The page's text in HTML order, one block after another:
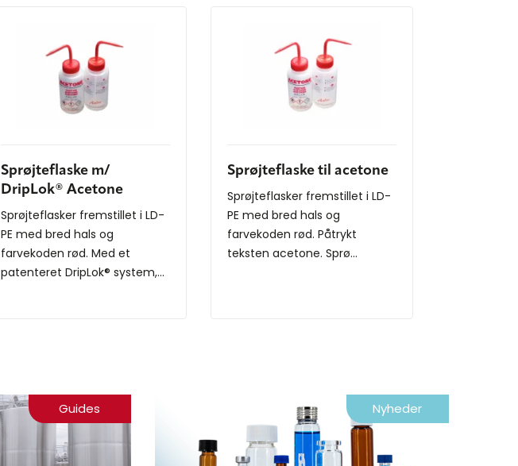
Sprøjteflaske m/
DripLok® Acetone
Sprøjteflasker fremstillet i LD-
PE med bred hals og
farvekoden rød. Med et
patenteret DripLok® system,...
Sprøjteflaske til acetone
Sprøjteflasker fremstillet i LD-
PE med bred hals og
farvekoden rød. Påtrykt
teksten acetone. Sprø...
Guides Nyheder